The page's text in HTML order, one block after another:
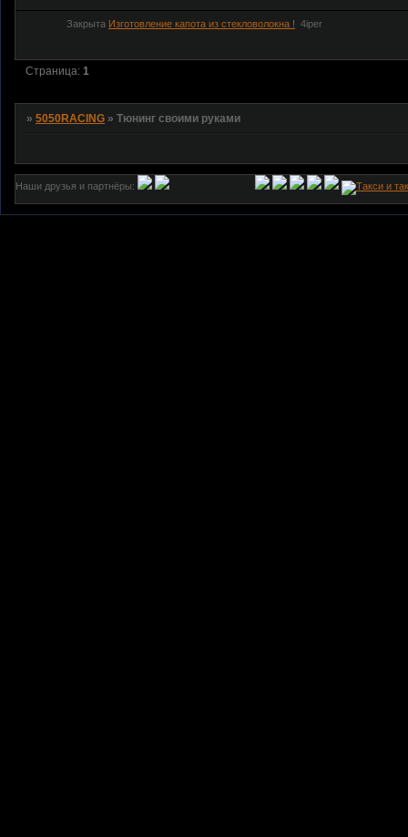
Закрыта Изготовление капота из стекловолокна ! 4iper
Страница: 1
»5050RACING »Тюнинг своими руками
Наши друзья и партнёры: